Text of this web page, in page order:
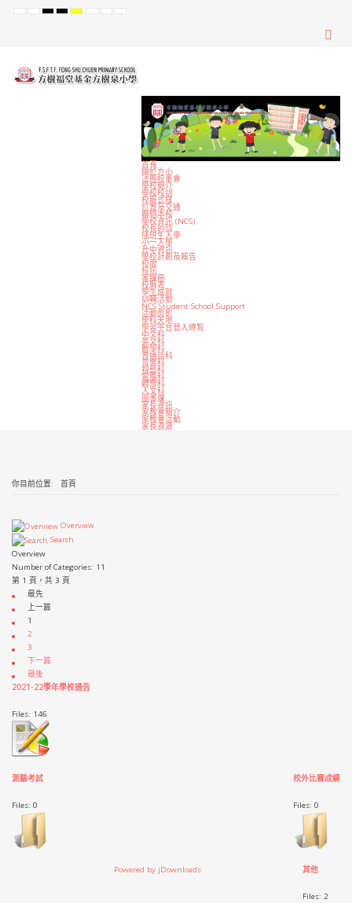
DefaultNightHighHighHighSet Set Set
首頁
關於方小
法團校董會
學校簡介
學校校訓
校服式樣
位置及交通
聯絡本校
學校資訊 (NCS)
校長的話
插班生入學
小一入學
升中資訊
學校計劃及報告
校歌
校訊
家課冊
校曆表
學生成就
訓輔活動
NCS Student School Support
活動剪影
學科天地
學習平台登入總覧
中文科
英文科
數學科
普通話科
音樂科
視藝科
電腦科
體育科
人文科
圖書課
家長資訊
家教會簡介
家教會活動
家長資源
你目前位置: 首頁
Overview
Search
Overview
Number of Categories: 11
第 1 頁，共 3 頁
最先
上一篇
1
2
3
下一篇
最後
2021-22學年學校通告
Files: 146
校外比賽成績
Files: 0
測驗考試
Files: 0
其他
Files: 2
Powered by jDownloads